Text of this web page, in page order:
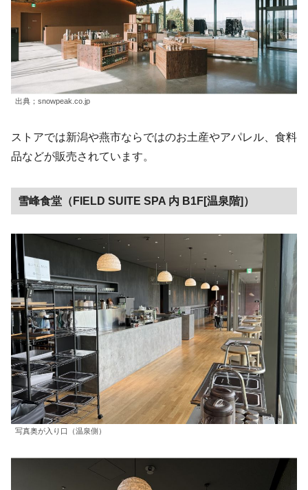
出典；snowpeak.co.jp
ストアでは新潟や燕市ならではのお土産やアパレル、食料
品などが販売されています。
雪峰食堂（FIELD SUITE SPA 内 B1F[温泉階]）
写真奥が入り口（温泉側）